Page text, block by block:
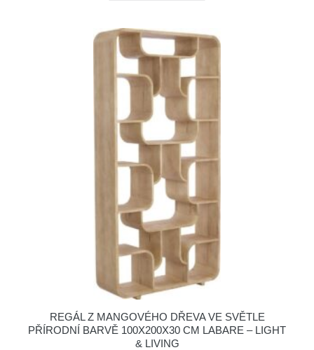
REGÁL Z MANGOVÉHO DŘEVA VE SVĚTLE
PŘÍRODNÍ BARVĚ 100X200X30 CM LABARE – LIGHT
& LIVING